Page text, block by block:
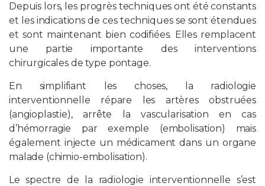
Depuis lors, les progrès techniques ont été constants
et les indications de ces techniques se sont étendues
et sont maintenant bien codifiées. Elles remplacent
une partie importante des interventions
chirurgicales de type pontage.
En simplifiant les choses, la radiologie
interventionnelle répare les artères obstruées
(angioplastie), arrête la vascularisation en cas
d’hémorragie par exemple (embolisation) mais
également injecte un médicament dans un organe
malade (chimio-embolisation).
Le spectre de la radiologie interventionnelle s’est